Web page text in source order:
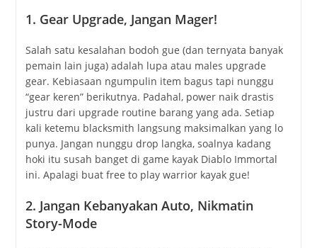
1. Gear Upgrade, Jangan Mager!
Salah satu kesalahan bodoh gue (dan ternyata banyak
pemain lain juga) adalah lupa atau males upgrade
gear. Kebiasaan ngumpulin item bagus tapi nunggu
“gear keren” berikutnya. Padahal, power naik drastis
justru dari upgrade routine barang yang ada. Setiap
kali ketemu blacksmith langsung maksimalkan yang lo
punya. Jangan nunggu drop langka, soalnya kadang
hoki itu susah banget di game kayak Diablo Immortal
ini. Apalagi buat free to play warrior kayak gue!
2. Jangan Kebanyakan Auto, Nikmatin
Story-Mode